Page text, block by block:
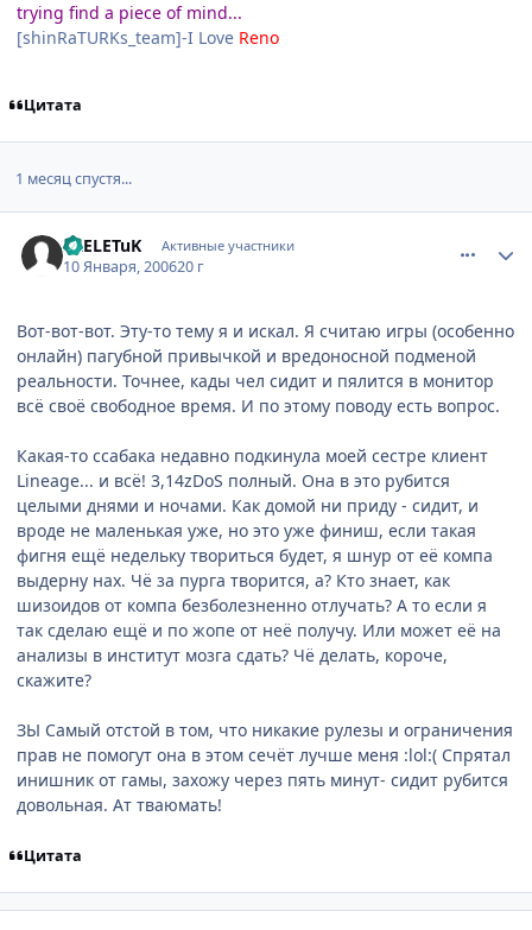
trying find a piece of mind...
[shinRaTURKs_team]-I Love Reno
Цитата
1 месяц спустя...
SKELETuK Активные участники
10 Января, 200620 г
Вот-вот-вот. Эту-то тему я и искал. Я считаю игры (особенно
онлайн) пагубной привычкой и вредоносной подменой
реальности. Точнее, кады чел сидит и пялится в монитор
всё своё свободное время. И по этому поводу есть вопрос.
Какая-то ссабака недавно подкинула моей сестре клиент
Lineage... и всё! 3,14zDoS полный. Она в это рубится
целыми днями и ночами. Как домой ни приду - сидит, и
вроде не маленькая уже, но это уже финиш, если такая
фигня ещё недельку твориться будет, я шнур от её компа
выдерну нах. Чё за пурга творится, а? Кто знает, как
шизоидов от компа безболезненно отлучать? А то если я
так сделаю ещё и по жопе от неё получу. Или может её на
анализы в институт мозга сдать? Чё делать, короче,
скажите?
ЗЫ Самый отстой в том, что никакие рулезы и ограничения
прав не помогут она в этом сечёт лучше меня :lol:( Спрятал
инишник от гамы, захожу через пять минут- сидит рубится
довольная. Ат тваюмать!
Цитата